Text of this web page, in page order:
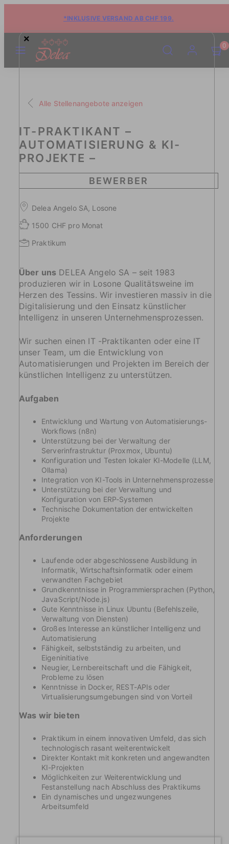
*INKLUSIVE VERSAND AB CHF 199.
MENÜ SUCHE KONTO
(0)
(0)
0
Alle Stellenangebote anzeigen
IT-PRAKTIKANT –
AUTOMATISIERUNG & KI-
PROJEKTE –
BEWERBER
Delea Angelo SA, Losone
1500 CHF pro Monat
Praktikum
Über uns DELEA Angelo SA – seit 1983
produzieren wir in Losone Qualitätsweine im
Herzen des Tessins. Wir investieren massiv in die
Digitalisierung und den Einsatz künstlicher
Intelligenz in unseren Unternehmensprozessen.
Wir suchen einen IT -Praktikanten oder eine IT
unser Team, um die Entwicklung von
Automatisierungen und Projekten im Bereich der
künstlichen Intelligenz zu unterstützen.
Aufgaben
Entwicklung und Wartung von Automatisierungs-
Workflows (n8n)
Unterstützung bei der Verwaltung der
Serverinfrastruktur (Proxmox, Ubuntu)
Konfiguration und Testen lokaler KI-Modelle (LLM,
Ollama)
Integration von KI-Tools in Unternehmensprozesse
Unterstützung bei der Verwaltung und
Konfiguration von ERP-Systemen
Technische Dokumentation der entwickelten
Projekte
Anforderungen
Laufende oder abgeschlossene Ausbildung in
Informatik, Wirtschaftsinformatik oder einem
verwandten Fachgebiet
Grundkenntnisse in Programmiersprachen (Python,
JavaScript/Node.js)
Gute Kenntnisse in Linux Ubuntu (Befehlszeile,
Verwaltung von Diensten)
Großes Interesse an künstlicher Intelligenz und
Automatisierung
Fähigkeit, selbstständig zu arbeiten, und
Eigeninitiative
Neugier, Lernbereitschaft und die Fähigkeit,
Probleme zu lösen
Kenntnisse in Docker, REST-APIs oder
Virtualisierungsumgebungen sind von Vorteil
Was wir bieten
Praktikum in einem innovativen Umfeld, das sich
technologisch rasant weiterentwickelt
Direkter Kontakt mit konkreten und angewandten
KI-Projekten
Möglichkeiten zur Weiterentwicklung und
Festanstellung nach Abschluss des Praktikums
Ein dynamisches und ungezwungenes
Arbeitsumfeld
×